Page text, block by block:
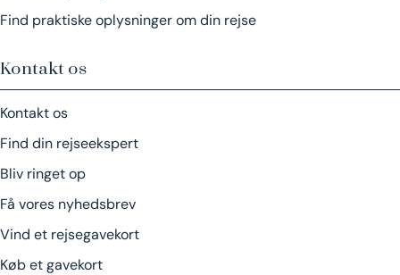
Find praktiske oplysninger om din rejse
Kontakt os
Kontakt os
Find din rejseekspert
Bliv ringet op
Få vores nyhedsbrev
Vind et rejsegavekort
Køb et gavekort